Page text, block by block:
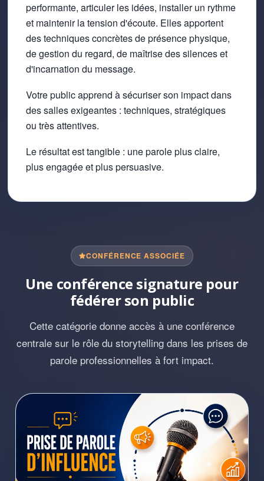
performante, articuler les idées, installer un rythme
et maintenir la tension d'écoute. Elles apportent
des techniques concrètes de présence physique,
de gestion du regard, de maîtrise des silences et
d'incarnation du message.
Votre public apprend à sécuriser son impact dans
des salles exigeantes : techniques, stratégiques
ou très attentives.
Le résultat est tangible : une parole plus claire,
plus engagée et plus persuasive.
CONFÉRENCE ASSOCIÉE
Une conférence signature pour
fédérer son public
Cette catégorie donne accès à une conférence
centrale sur le rôle du storytelling dans les prises de
parole professionnelles à fort impact.